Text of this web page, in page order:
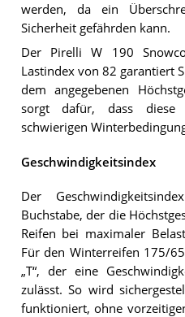
werden, da ein
Sicherheit gefährden kann.
Der Pirelli W 190
Lastindex von 82 garantiert
dem angegebenen
sorgt dafür, dass diese
schwierigen
Geschwindigkeitsindex
Der
Buchstabe, der die
Reifen bei maximaler
Für den Winterreifen 175/
„T“, der eine
zulässt. So wird
funktioniert, ohne